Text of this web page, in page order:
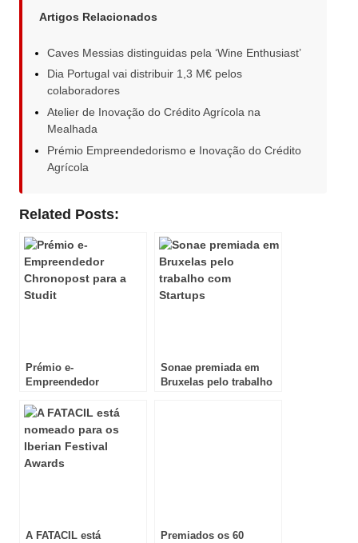
Artigos Relacionados
Caves Messias distinguidas pela ‘Wine Enthusiast’
Dia Portugal vai distribuir 1,3 M€ pelos
colaboradores
Atelier de Inovação do Crédito Agrícola na
Mealhada
Prémio Empreendedorismo e Inovação do Crédito
Agrícola
Related Posts:
Prémio e-
Empreendedor
Studit
Sonae premiada em
Bruxelas pelo trabalho
A FATACIL está
Premiados os 60